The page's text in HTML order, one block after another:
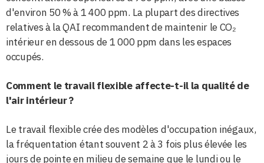
d'environ 50 % à 1 400 ppm. La plupart des directives
relatives à la QAI recommandent de maintenir le CO₂
intérieur en dessous de 1 000 ppm dans les espaces
occupés.
Comment le travail flexible affecte-t-il la qualité de
l'air intérieur ?
Le travail flexible crée des modèles d'occupation inégaux,
la fréquentation étant souvent 2 à 3 fois plus élevée les
jours de pointe en milieu de semaine que le lundi ou le